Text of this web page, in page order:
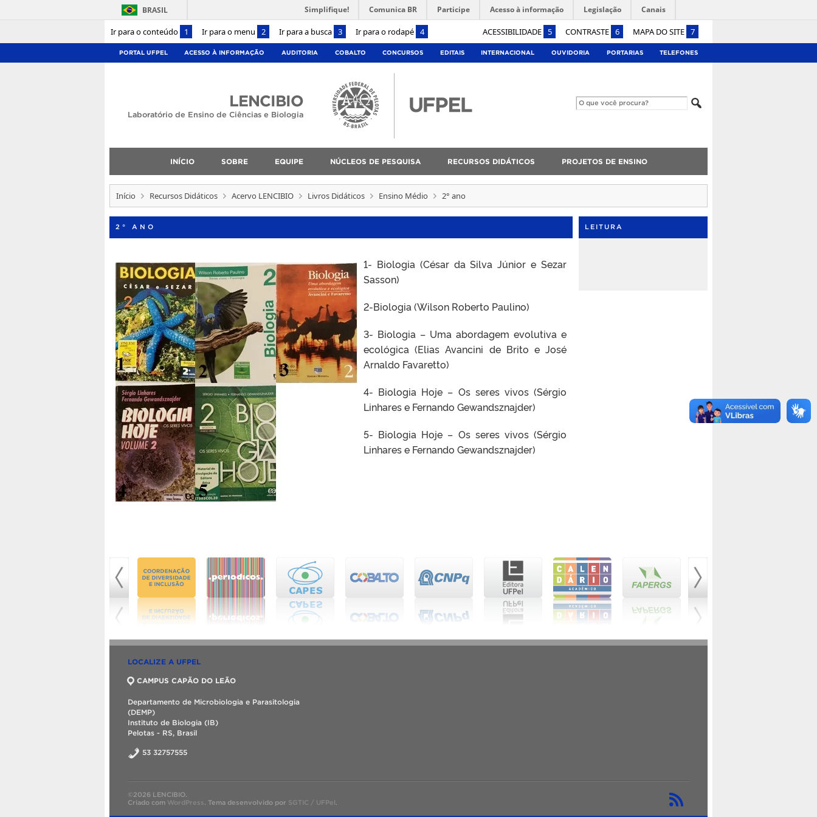
Ir para o conteúdo 1 Ir para o menu 2 Ir para a busca 3 Ir para o rodapé 4 ACESSIBILIDADE 5 CONTRASTE 6 MAPA DO SITE 7
BRASIL Simplifique! Comunica BR Participe Acesso à informação Legislação Canais
PORTAL UFPEL ACESSO À INFORMAÇÃO AUDITORIA COBALTO CONCURSOS EDITAIS INTERNACIONAL OUVIDORIA PORTARIAS TELEFONES
LENCIBIO
Laboratório de Ensino de Ciências e Biologia
INÍCIO SOBRE EQUIPE NÚCLEOS DE PESQUISA RECURSOS DIDÁTICOS PROJETOS DE ENSINO
Início Recursos Didáticos Acervo LENCIBIO Livros Didáticos Ensino Médio 2° ano
2° ANO
1- Biologia (César da Silva Júnior e Sezar
Sasson)
2-Biologia (Wilson Roberto Paulino)
3- Biologia – Uma abordagem evolutiva e
ecológica (Elias Avancini de Brito e José
Arnaldo Favaretto)
4- Biologia Hoje – Os seres vivos (Sérgio
Linhares e Fernando Gewandsznajder)
5- Biologia Hoje – Os seres vivos (Sérgio
Linhares e Fernando Gewandsznajder)
LEITURA
LOCALIZE A UFPEL
CAMPUS CAPÃO DO LEÃO
Departamento de Microbiologia e Parasitologia
(DEMP)
Instituto de Biologia (IB)
Pelotas - RS, Brasil
53 32757555
©2026 LENCIBIO.
Criado com WordPress. Tema desenvolvido por SGTIC / UFPel.